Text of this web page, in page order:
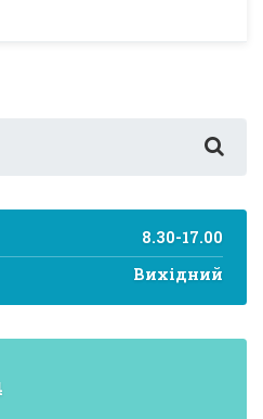
8.30-17.00
Вихідний